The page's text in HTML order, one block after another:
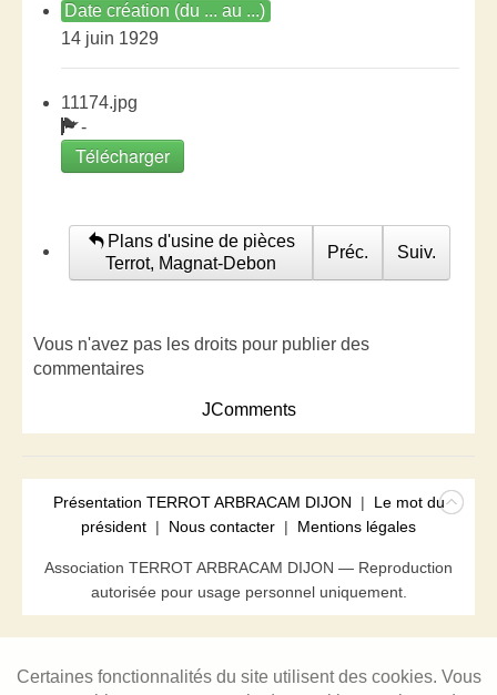
Date création (du ... au ...)
14 juin 1929
11174.jpg
-
Télécharger
Plans d'usine de pièces
Terrot, Magnat-Debon
Préc. Suiv.
Vous n'avez pas les droits pour publier des
commentaires
JComments
Présentation TERROT ARBRACAM DIJON | Le mot du
président | Nous contacter | Mentions légales
Association TERROT ARBRACAM DIJON — Reproduction
autorisée pour usage personnel uniquement.
Certaines fonctionnalités du site utilisent des cookies. Vous